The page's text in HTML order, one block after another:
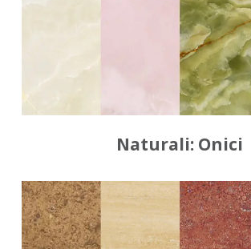
Naturali: Onici